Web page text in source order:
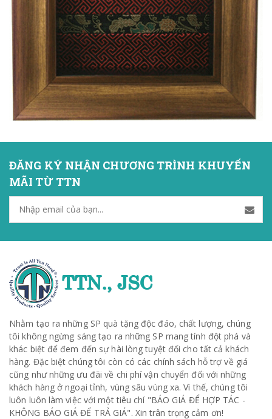
ĐĂNG KÝ NHẬN CHƯƠNG TRÌNH KHUYẾN
MÃI TỪ TTN
Nhằm tạo ra những SP quà tặng độc đáo, chất lượng, chúng
tôi không ngừng sáng tạo ra những SP mang tính đột phá và
khác biệt để đem đến sự hài lòng tuyệt đối cho tất cả khách
hàng. Đặc biệt chúng tôi còn có các chính sách hỗ trợ về giá
cũng như những ưu đãi về chi phí vận chuyển đối với những
khách hàng ở ngoại tỉnh, vùng sâu vùng xa. Vì thế, chúng tôi
luôn luôn làm việc với một tiêu chí "BÁO GIÁ ĐỂ HỢP TÁC -
KHÔNG BÁO GIÁ ĐỂ TRẢ GIÁ". Xin trân trọng cảm ơn!